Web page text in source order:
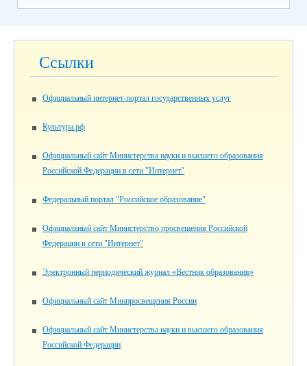
Ссылки
Официальный интернет-портал государственных услуг
Культура.рф
Официальный сайт Министерства науки и высшего образования
Российской Федерации в сети "Интернет"
Федеральный портал "Российское образование"
Официальный сайт Министерство просвещения Российской
Федерации в сети "Интернет"
Электронный периодический журнал «Вестник образования»
Официальный сайт Минпросвещения России
Официальный сайт Министерства науки и высшего образования
Российской Федерации